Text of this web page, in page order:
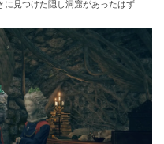
に見つけた隠し洞窟があったはず